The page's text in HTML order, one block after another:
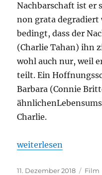
Nachbarschaft ist er
non grata
bedingt, dass der
(Charlie Tahan) ihn
wohl auch nur, weil
teilt. Ein
Barbara (Connie
Charlie.
„Land der
weiterlesen
Veröffentlicht
11. Dezember 2018 Film